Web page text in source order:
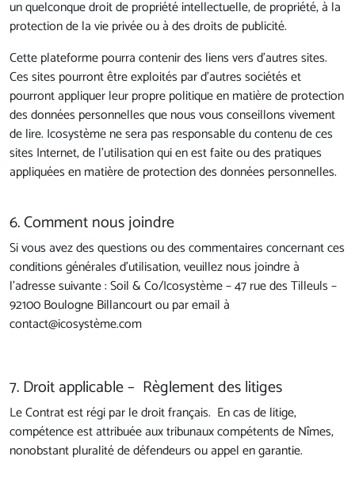
un quelconque droit de propriété intellectuelle, de propriété, à la
protection de la vie privée ou à des droits de publicité.
Cette plateforme pourra contenir des liens vers d’autres sites.
Ces sites pourront être exploités par d’autres sociétés et
pourront appliquer leur propre politique en matière de protection
des données personnelles que nous vous conseillons vivement
de lire. Icosystème ne sera pas responsable du contenu de ces
sites Internet, de l'utilisation qui en est faite ou des pratiques
appliquées en matière de protection des données personnelles.
6. Comment nous joindre
Si vous avez des questions ou des commentaires concernant ces
conditions générales d'utilisation, veuillez nous joindre à
l’adresse suivante : Soil & Co/Icosystème – 47 rue des Tilleuls –
92100 Boulogne Billancourt ou par email à
contact@icosystème.com
7. Droit applicable – Règlement des litiges
Le Contrat est régi par le droit français. En cas de litige,
compétence est attribuée aux tribunaux compétents de Nîmes,
nonobstant pluralité de défendeurs ou appel en garantie.